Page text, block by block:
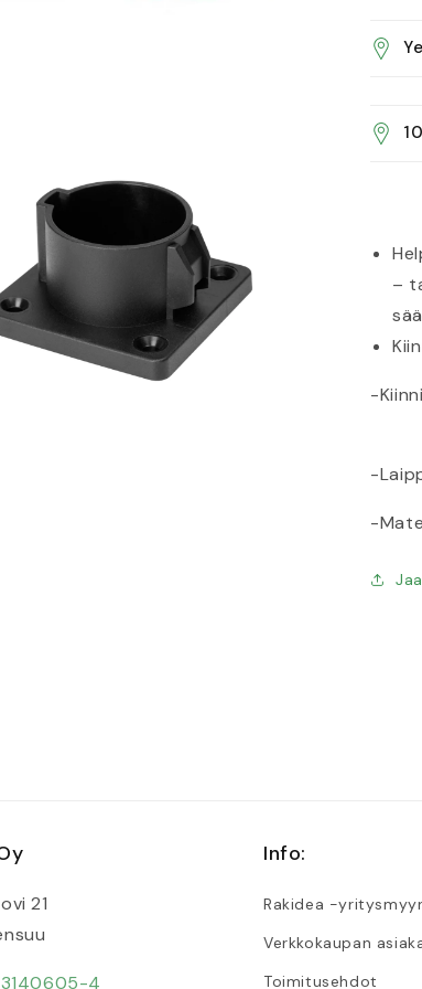
–
-
-
-
Jaa
21
3140605-4
Info:
Rakidea -
Verkkokaupan
Toimitusehdot